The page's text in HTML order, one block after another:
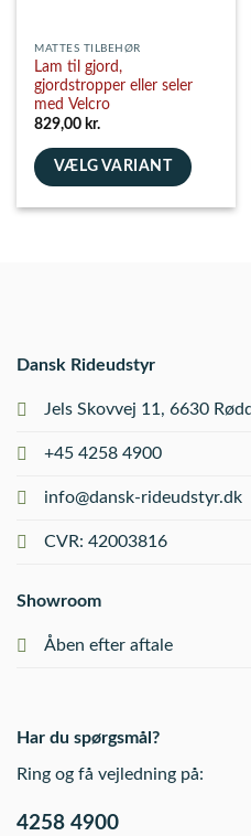
MATTES TILBEHØR
Lam til gjord,
gjordstropper eller seler
med Velcro
829,00 kr.
VÆLG VARIANT
vælges
varesiden
Dansk Rideudstyr
Jels Skovvej 11, 6630
+45 4258 4900
info@dansk-rideudstyr.dk
CVR: 42003816
Showroom
Åben efter aftale
Har du spørgsmål?
Ring og få vejledning på:
4258 4900